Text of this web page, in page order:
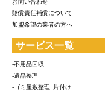
お問い合わせ
賠償責任補償について
加盟希望の業者の方へ
サービス一覧
-不用品回収
-遺品整理
-ゴミ屋敷整理･片付け